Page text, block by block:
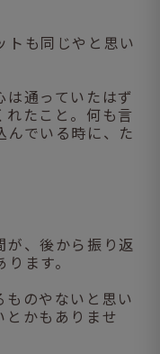
トも同じやと思い
通っていたはず
たこと。何も言
んでいる時に、た
が、後から振り返
ます。
ものやないと思い
とかもありませ